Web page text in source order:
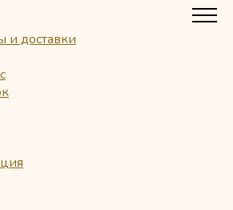
и доставки